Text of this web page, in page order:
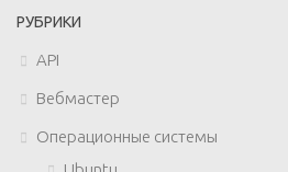
РУБРИКИ
API
Вебмастер
Операционные системы